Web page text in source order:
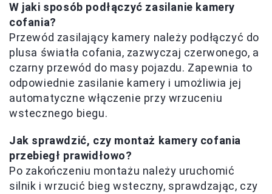
W jaki sposób podłączyć zasilanie kamery
cofania?
Przewód zasilający kamery należy podłączyć do
plusa światła cofania, zazwyczaj czerwonego, a
czarny przewód do masy pojazdu. Zapewnia to
odpowiednie zasilanie kamery i umożliwia jej
automatyczne włączenie przy wrzuceniu
wstecznego biegu.
Jak sprawdzić, czy montaż kamery cofania
przebiegł prawidłowo?
Po zakończeniu montażu należy uruchomić
silnik i wrzucić bieg wsteczny, sprawdzając, czy